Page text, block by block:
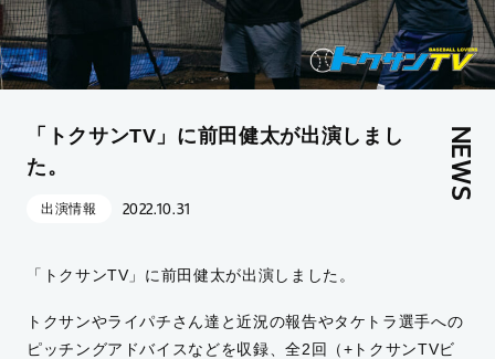
NEWS
「トクサンTV」に前田健太が出演しまし
た。
出演情報 2022.10.31
「トクサンTV」に前田健太が出演しました。
トクサンやライパチさん達と近況の報告やタケトラ選手への
ピッチングアドバイスなどを収録、全2回（+トクサンTVビ